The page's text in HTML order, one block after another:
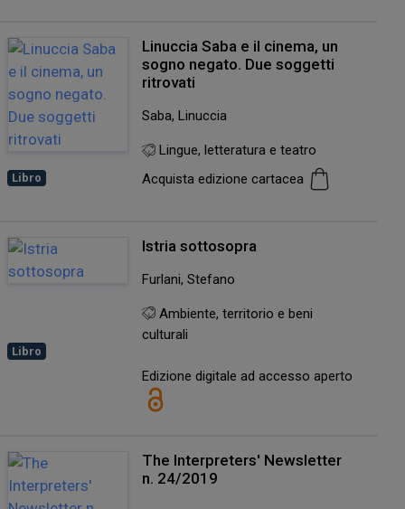
Libro
Linuccia Saba e il cinema, un
sogno negato. Due soggetti
ritrovati
Saba, Linuccia
Lingue, letteratura e teatro
Acquista edizione cartacea
Libro
Istria sottosopra
Furlani, Stefano
Ambiente, territorio e beni
culturali
Edizione digitale ad accesso aperto
The Interpreters' Newsletter
n. 24/2019